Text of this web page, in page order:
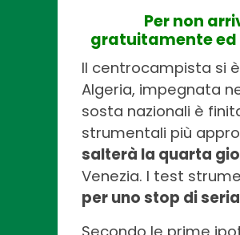
Per non
gratuitamente
Il centrocampista si è
Algeria, impegnata
sosta nazionali è
strumentali più
salterà la quarta
Venezia. I test
per uno stop di